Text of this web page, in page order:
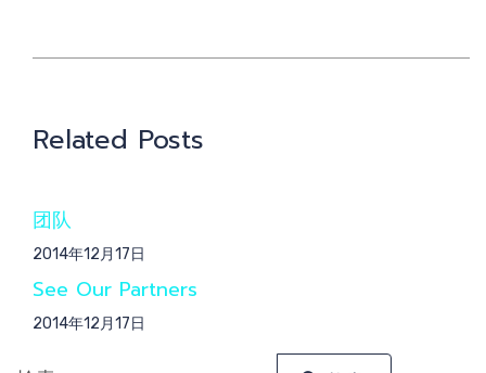
提交需求
搜索
核心团队
Related Posts
团队
2014年12月17日
See Our Partners
2014年12月17日
検索